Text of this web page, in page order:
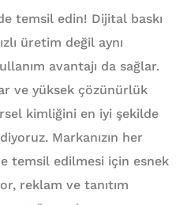
temsil edin! Dijital baskı
üretim değil aynı
avantajı da sağlar.
ve yüksek çözünürlük
kimliğini en iyi şekilde
Markanızın her
temsil edilmesi için esnek
reklam ve tanıtım